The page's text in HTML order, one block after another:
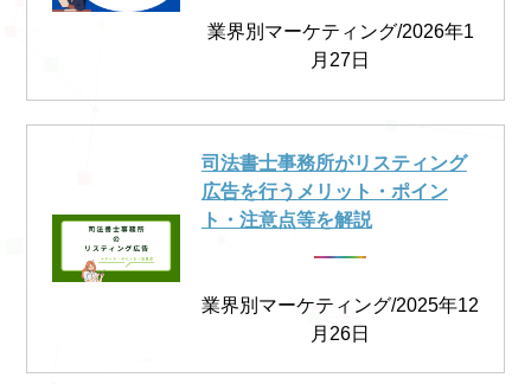
業界別マーケティング/2026年1
月27日
司法書士事務所がリスティング
広告を行うメリット・ポイン
ト・注意点等を解説
業界別マーケティング/2025年12
月26日